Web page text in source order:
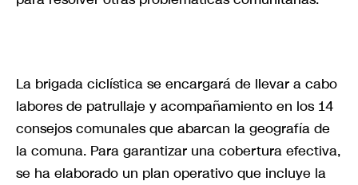
La brigada ciclística se encargará de llevar a cabo
labores de patrullaje y acompañamiento en los 14
consejos comunales que abarcan la geografía de
la comuna. Para garantizar una cobertura efectiva,
se ha elaborado un plan operativo que incluye la